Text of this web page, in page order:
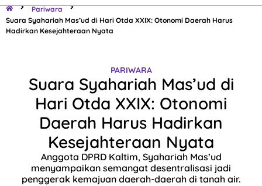
Pariwara
Suara Syahariah Mas’ud di Hari Otda XXIX: Otonomi Daerah Harus
Hadirkan Kesejahteraan Nyata
PARIWARA
Suara Syahariah Mas’ud di
Hari Otda XXIX: Otonomi
Daerah Harus Hadirkan
Kesejahteraan Nyata
Anggota DPRD Kaltim, Syahariah Mas’ud
menyampaikan semangat desentralisasi jadi
penggerak kemajuan daerah-daerah di tanah air.